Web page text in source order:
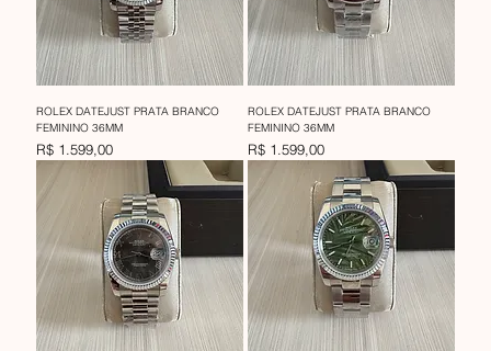
ROLEX DATEJUST PRATA BRANCO
FEMININO 36MM
Preço
R$ 1.599,00
ROLEX DATEJUST PRATA BRANCO
FEMININO 36MM
Preço
R$ 1.599,00